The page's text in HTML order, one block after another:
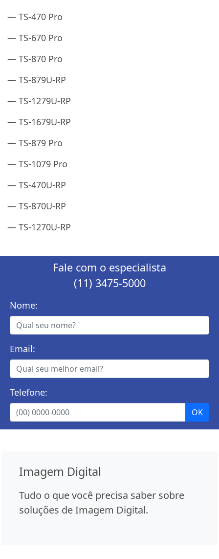
— TS-470 Pro
— TS-670 Pro
— TS-870 Pro
— TS-879U-RP
— TS-1279U-RP
— TS-1679U-RP
— TS-879 Pro
— TS-1079 Pro
— TS-470U-RP
— TS-870U-RP
— TS-1270U-RP
Fale com o especialista
(11) 3475-5000
Nome:
Email:
Telefone:
Imagem Digital
Tudo o que você precisa saber sobre
soluções de Imagem Digital.